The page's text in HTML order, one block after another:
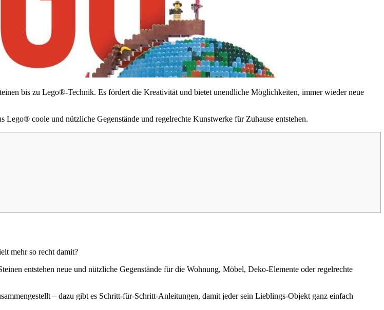
bis zu Lego®-Technik. Es fördert die Kreativität und bietet unendliche Möglichkeiten, immer wieder neue
Lego® coole und nützliche Gegenstände und regelrechte Kunstwerke für Zuhause entstehen.
mehr so recht damit?
entstehen neue und nützliche Gegenstände für die Wohnung, Möbel, Deko-Elemente oder regelrechte
– dazu gibt es Schritt-für-Schritt-Anleitungen, damit jeder sein Lieblings-Objekt ganz einfach